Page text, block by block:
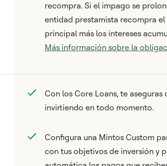
recompra. Si el impago se
entidad prestamista recompra
principal más los intereses
Más información sobre la
Con los Core Loans, te aseguras
invirtiendo en todo momento.
Configura una Mintos Custom
con tus objetivos de inversión y